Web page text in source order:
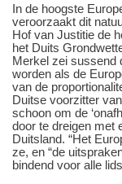
In de hoogste
veroorzaakt dit
Hof van Justitie de
het Duits
Merkel zei sussend
worden als de
van de
Duitse voorzitter
schoon om de
door te dreigen met
Duitsland. “Het
ze, en “de
bindend voor alle